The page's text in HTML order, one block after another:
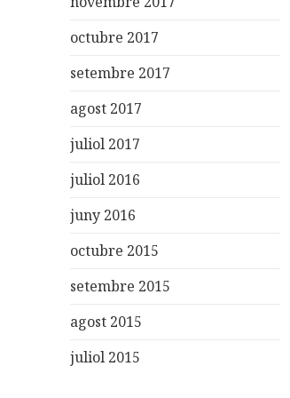
octubre 2017
setembre 2017
agost 2017
juliol 2017
juliol 2016
juny 2016
octubre 2015
setembre 2015
agost 2015
juliol 2015